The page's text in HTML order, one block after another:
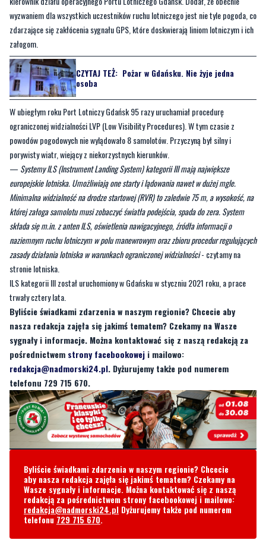
CZYTAJ TEŻ: Pożar w Gdańsku. Nie żyje jedna
W ubiegłym roku Port Lotniczy Gdańsk 95 razy uruchamiał procedurę
ograniczonej widzialności LVP (Low Visibility Procedures). W tym czasie z
powodów pogodowych nie wylądowało 8 samolotów. Przyczyną był silny i
porywisty wiatr, wiejący z niekorzystnych kierunków.
—Systemy ILS (Instrument Landing System) kategorii III mają największe
europejskie lotniska. Umożliwiają one starty i lądowania nawet w dużej mgle.
Minimalna widzialność na drodze startowej (RVR) to zaledwie 75 m, a wysokość, na
której załoga samolotu musi zobaczyć światła podejścia, spada do zera. System
składa się m.in. z anten ILS, oświetlenia nawigacyjnego, źródła informacji o
naziemnym ruchu lotniczym w polu manewrowym oraz zbioru procedur regulujących
zasady działania lotniska w warunkach ograniczonej widzialności- czytamy na
stronie lotniska.
ILS kategorii III został uruchomiony w Gdańsku w styczniu 2021 roku, a prace
trwały cztery lata.
Byliście świadkami zdarzenia w naszym regionie? Chcecie aby
nasza redakcja zajęła się jakimś tematem? Czekamy na Wasze
sygnały i informacje. Można kontaktować się z naszą redakcją za
pośrednictwemstrony facebookoweji mailowo:
redakcja@nadmorski24.pl. Dyżurujemy także pod numerem
telefonu 729 715 670.
Byliście świadkami zdarzenia w naszym regionie? Chcecie
aby nasza redakcja zajęła się jakimś tematem? Czekamy na
Wasze sygnały i informacje. Można kontaktować się z naszą
redakcja@nadmorski24.plDyżurujemy także pod numerem
telefonu729 715 670.
Komentarze